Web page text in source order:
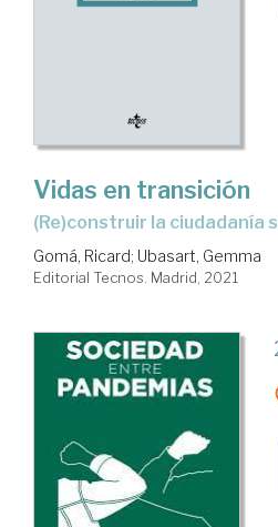
Vidas en transición
(Re)construir la ciudadanía
Gomá, Ricard; Ubasart, Gemma
Editorial Tecnos. Madrid, 2021